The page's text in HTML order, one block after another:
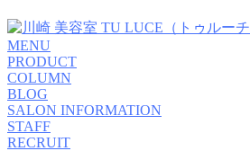
MENU
PRODUCT
COLUMN
BLOG
SALON INFORMATION
STAFF
RECRUIT